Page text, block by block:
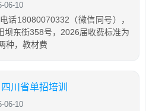
06-10
话18080070332（微信同号），
坝东街358号，2026届收费标准为
种，教材费
川省单招培训
06-10